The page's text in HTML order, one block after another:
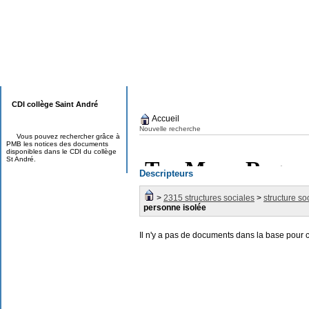
Accueil
Nouvelle recherche
Descripteurs
> 2315 structures sociales > structure
personne isolée
Il n'y a pas de documents dans la base pour
CDI collège Saint André
Vous pouvez rechercher grâce à
PMB les notices des documents
disponibles dans le CDI du collège
St André.